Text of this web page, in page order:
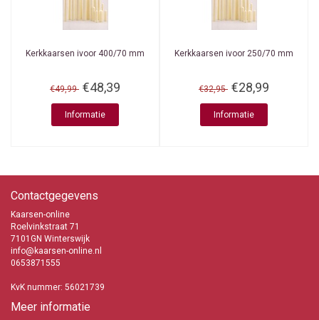
Kerkkaarsen ivoor 400/70 mm
€49,99 €48,39
Informatie
Kerkkaarsen ivoor 250/70 mm
€32,95 €28,99
Informatie
Contactgegevens
Kaarsen-online
Roelvinkstraat 71
7101GN Winterswijk
info@kaarsen-online.nl
0653871555
KvK nummer: 56021739
Meer informatie